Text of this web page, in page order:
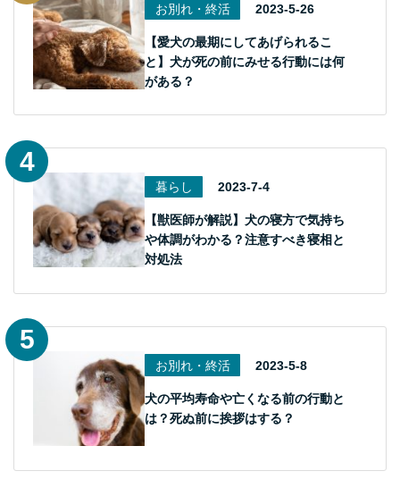
お別れ・終活 2023-5-26
【愛犬の最期にしてあげられるこ
と】犬が死の前にみせる行動には何
がある？
暮らし 2023-7-4
【獣医師が解説】犬の寝方で気持ち
や体調がわかる？注意すべき寝相と
対処法
お別れ・終活 2023-5-8
犬の平均寿命や亡くなる前の行動と
は？死ぬ前に挨拶はする？